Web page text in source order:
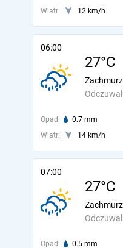
Wiatr:
12 km/h
06:00
27°C
Opad: 0.7 mm
Wiatr:
14 km/h
07:00
27°C
Opad: 0.5 mm